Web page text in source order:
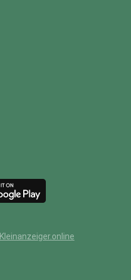
Kleinanzeiger.online